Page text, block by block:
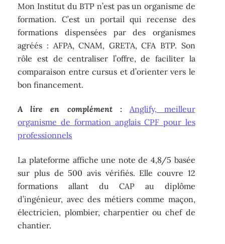
Mon Institut du BTP n’est pas un organisme de
formation. C’est un portail qui recense des
formations dispensées par des organismes
agréés : AFPA, CNAM, GRETA, CFA BTP. Son
rôle est de centraliser l’offre, de faciliter la
comparaison entre cursus et d’orienter vers le
bon financement.
A lire en complément :
Anglify, meilleur
organisme de formation anglais CPF pour les
professionnels
La plateforme affiche une note de 4,8/5 basée
sur plus de 500 avis vérifiés. Elle couvre 12
formations allant du CAP au diplôme
d’ingénieur, avec des métiers comme maçon,
électricien, plombier, charpentier ou chef de
chantier.